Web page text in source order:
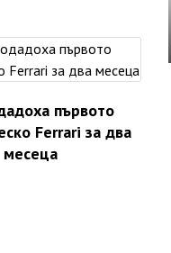
първото
Ferrari за два
месеца